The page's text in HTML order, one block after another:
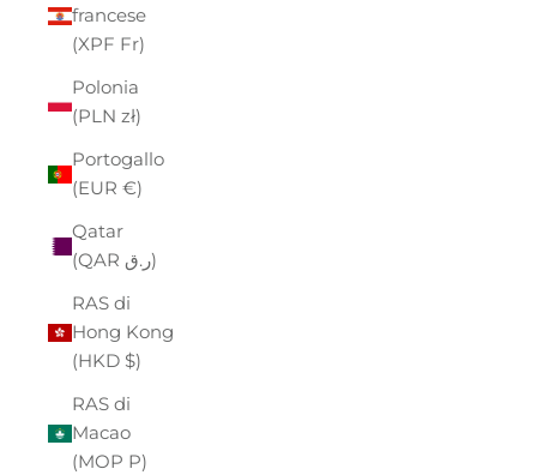
francese
(XPF Fr)
Polonia
(PLN zł)
Portogallo
(EUR €)
Qatar
(QAR ر.ق)
RAS di
Hong Kong
(HKD $)
RAS di
Macao
(MOP P)